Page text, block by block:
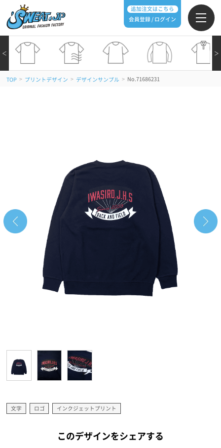
追加注文はこちら
会員登録 / ログイン
＞
＜
TOP > プリントデザイン > デザインサンプル > No.71686231
文字 ロゴ インクジェットプリント
このデザインをシェアする